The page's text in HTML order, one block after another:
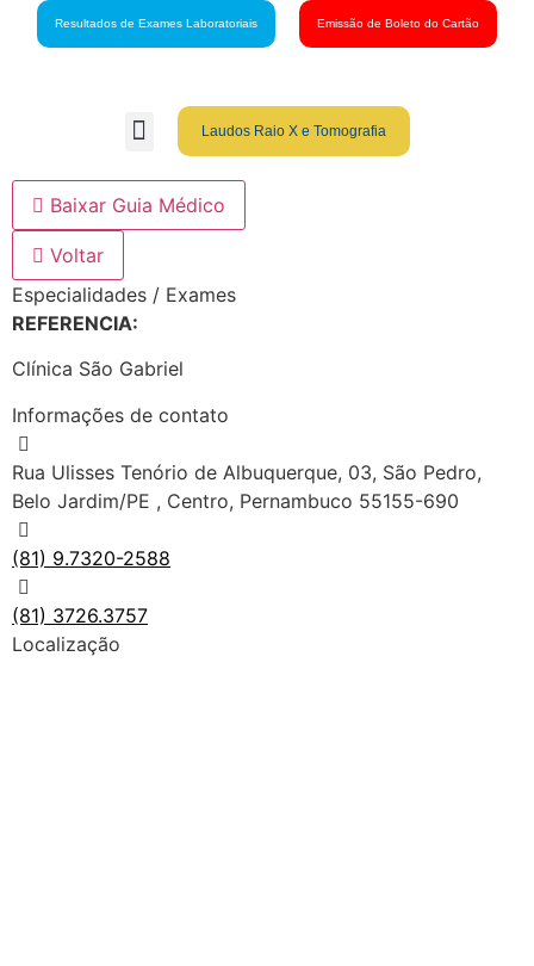
Resultados de Exames Laboratoriais Emissão de Boleto do Cartão
Laudos Raio X e Tomografia
Baixar Guia Médico
Voltar
Especialidades / Exames
REFERENCIA:
Clínica São Gabriel
Informações de contato
Rua Ulisses Tenório de Albuquerque, 03, São Pedro,
Belo Jardim/PE , Centro, Pernambuco 55155-690
(81) 9.7320-2588
(81) 3726.3757
Localização